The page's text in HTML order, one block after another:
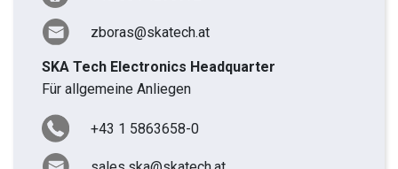
zboras@skatech.at
SKA Tech Electronics Headquarter
Für allgemeine Anliegen
+43 1 5863658-0